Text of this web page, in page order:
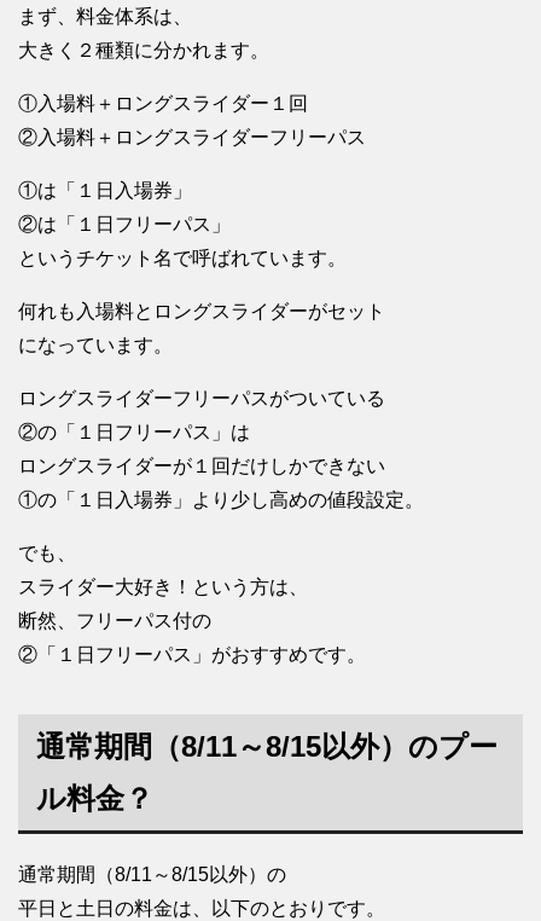
まず、料金体系は、
大きく２種類に分かれます。
①入場料＋ロングスライダー１回
②入場料＋ロングスライダーフリーパス
①は「１日入場券」
②は「１日フリーパス」
というチケット名で呼ばれています。
何れも入場料とロングスライダーがセット
になっています。
ロングスライダーフリーパスがついている
②の「１日フリーパス」は
ロングスライダーが１回だけしかできない
①の「１日入場券」より少し高めの値段設定。
でも、
スライダー大好き！という方は、
断然、フリーパス付の
②「１日フリーパス」がおすすめです。
通常期間（8/11～8/15以外）のプー
ル料金？
通常期間（8/11～8/15以外）の
平日と土日の料金は、以下のとおりです。